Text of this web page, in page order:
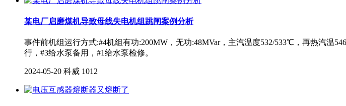
某电厂启磨煤机导致母线失电机组跳闸案例分析
事件前机组运行方式:#4机组有功:200MW，无功:48MVar，主汽温度532/533℃，再热汽温
行，#3给水泵备用，#1给水泵检修。
2024-05-20 科威 1012